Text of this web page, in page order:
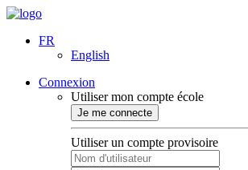
FR
English
Connexion
Utiliser mon compte école
Je me connecte
Utiliser un compte provisoire